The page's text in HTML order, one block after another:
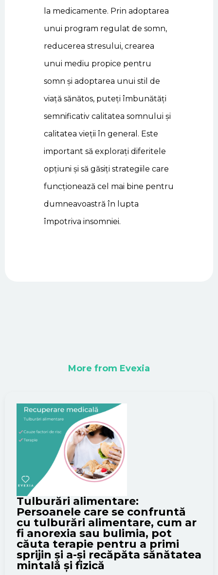
la medicamente. Prin adoptarea
unui program regulat de somn,
reducerea stresului, crearea
unui mediu propice pentru
somn și adoptarea unui stil de
viață sănătos, puteți îmbunătăți
semnificativ calitatea somnului și
calitatea vieții în general. Este
important să explorați diferitele
opțiuni și să găsiți strategiile care
funcționează cel mai bine pentru
dumneavoastră în lupta
împotriva insomniei.
More from Evexia
Tulburări alimentare:
Persoanele care se confruntă
cu tulburări alimentare, cum ar
fi anorexia sau bulimia, pot
căuta terapie pentru a primi
sprijin și a-și recăpăta sănătatea
mintală și fizică